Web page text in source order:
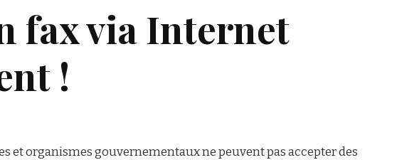
fax via Internet
!
et organismes gouvernementaux ne peuvent pas accepter des